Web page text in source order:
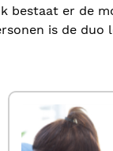
bestaat er de
is de duo